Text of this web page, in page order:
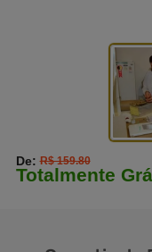
De:R$ 159.80
Totalmente